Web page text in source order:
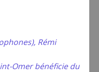
Rémi
Omer bénéficie du